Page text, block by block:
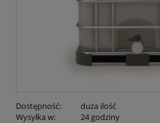
Dostępność:
duża ilość
Wysyłka w:
24 godziny